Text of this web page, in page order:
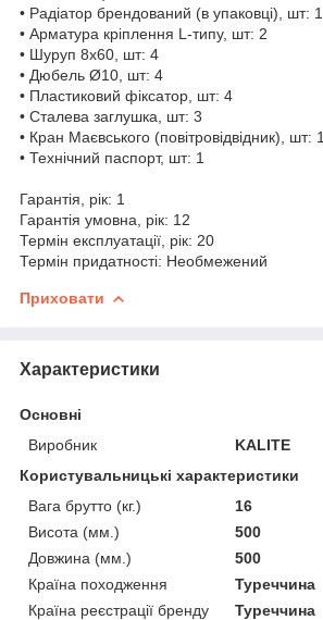
• Радіатор брендований (в упаковці), шт: 1
• Арматура кріплення L-типу, шт: 2
• Шуруп 8х60, шт: 4
• Дюбель Ø10, шт: 4
• Пластиковий фіксатор, шт: 4
• Сталева заглушка, шт: 3
• Кран Маєвського (повітровідвідник), шт: 1
• Технічний паспорт, шт: 1
Гарантія, рік: 1
Гарантія умовна, рік: 12
Термін експлуатації, рік: 20
Термін придатності: Необмежений
Приховати
Характеристики
Основні
Виробник
KALITE
Користувальницькі характеристики
Вага брутто (кг.)
16
Висота (мм.)
500
Довжина (мм.)
500
Країна походження
Туреччина
Країна реєстрації бренду
Туреччина